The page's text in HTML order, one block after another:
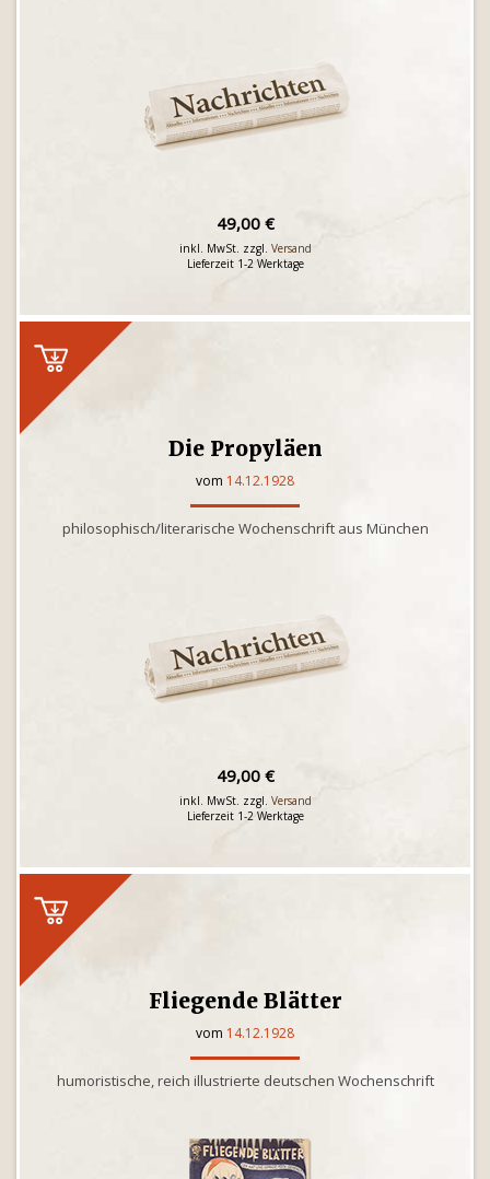
49,00 €
inkl. MwSt. zzgl. Versand
Lieferzeit 1-2 Werktage
Die Propyläen
vom 14.12.1928
philosophisch/literarische Wochenschrift aus München
49,00 €
inkl. MwSt. zzgl. Versand
Lieferzeit 1-2 Werktage
Fliegende Blätter
vom 14.12.1928
humoristische, reich illustrierte deutschen Wochenschrift